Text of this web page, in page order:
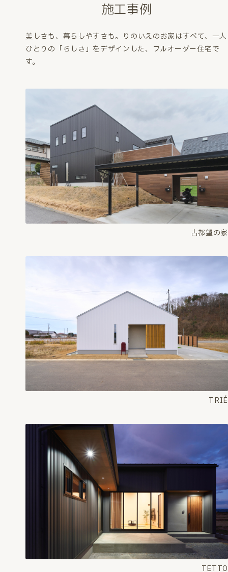
施工事例
美しさも、暮らしやすさも。
りのいえのお家はすべて、一人
ひとりの「らしさ」をデザインした、フルオーダー住宅で
す。
古都望の家
TRIÉ
TETTO